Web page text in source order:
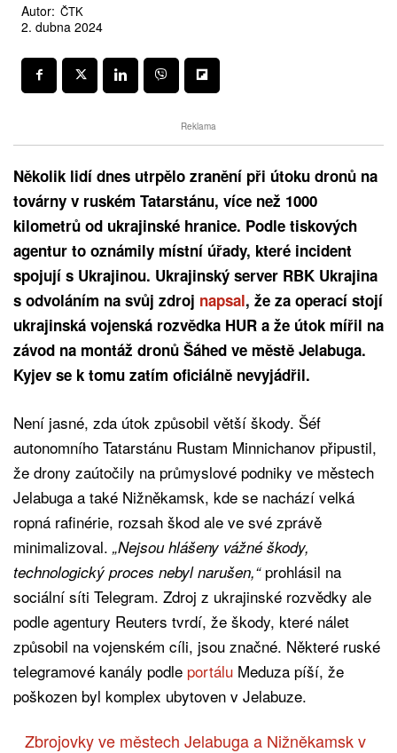
Autor: ČTK
2. dubna 2024
Reklama
Několik lidí dnes utrpělo zranění při útoku dronů na
továrny v ruském Tatarstánu, více než 1000
kilometrů od ukrajinské hranice. Podle tiskových
agentur to oznámily místní úřady, které incident
spojují s Ukrajinou. Ukrajinský server RBK Ukrajina
s odvoláním na svůj zdroj napsal, že za operací stojí
ukrajinská vojenská rozvědka HUR a že útok mířil na
závod na montáž dronů Šáhed ve městě Jelabuga.
Kyjev se k tomu zatím oficiálně nevyjádřil.
Není jasné, zda útok způsobil větší škody. Šéf
autonomního Tatarstánu Rustam Minnichanov připustil,
že drony zaútočily na průmyslové podniky ve městech
Jelabuga a také Nižněkamsk, kde se nachází velká
ropná rafinérie, rozsah škod ale ve své zprávě
minimalizoval. „Nejsou hlášeny vážné škody,
technologický proces nebyl narušen,“prohlásil na
sociální síti Telegram. Zdroj z ukrajinské rozvědky ale
podle agentury Reuters tvrdí, že škody, které nálet
způsobil na vojenském cíli, jsou značné. Některé ruské
telegramové kanály podle portálu Meduza píší, že
poškozen byl komplex ubytoven v Jelabuze.
Zbrojovky ve městech Jelabuga a Nižněkamsk v